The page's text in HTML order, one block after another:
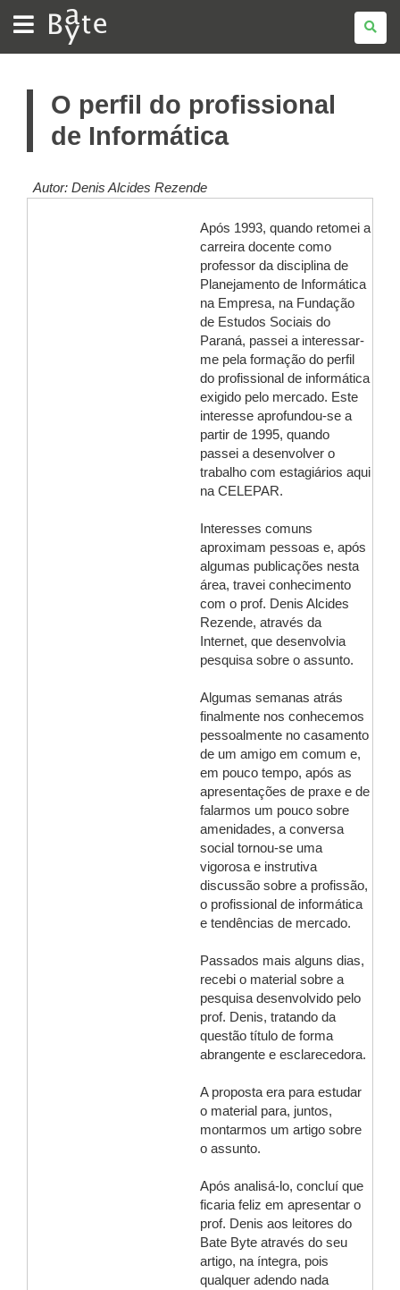
BATE
BYTE
O perfil do profissional
de Informática
Autor: Denis Alcides Rezende
Após 1993, quando retomei a
carreira docente como
professor da disciplina de
Planejamento de Informática
na Empresa, na Fundação
de Estudos Sociais do
Paraná, passei a interessar-
me pela formação do perfil
do profissional de informática
exigido pelo mercado. Este
interesse aprofundou-se a
partir de 1995, quando
passei a desenvolver o
trabalho com estagiários aqui
na CELEPAR.
Interesses comuns
aproximam pessoas e, após
algumas publicações nesta
área, travei conhecimento
com o prof. Denis Alcides
Rezende, através da
Internet, que desenvolvia
pesquisa sobre o assunto.
Algumas semanas atrás
finalmente nos conhecemos
pessoalmente no casamento
de um amigo em comum e,
em pouco tempo, após as
apresentações de praxe e de
falarmos um pouco sobre
amenidades, a conversa
social tornou-se uma
vigorosa e instrutiva
discussão sobre a profissão,
o profissional de informática
e tendências de mercado.
Passados mais alguns dias,
recebi o material sobre a
pesquisa desenvolvido pelo
prof. Denis, tratando da
questão título de forma
abrangente e esclarecedora.
A proposta era para estudar
o material para, juntos,
montarmos um artigo sobre
o assunto.
Após analisá-lo, concluí que
ficaria feliz em apresentar o
prof. Denis aos leitores do
Bate Byte através do seu
artigo, na íntegra, pois
qualquer adendo nada